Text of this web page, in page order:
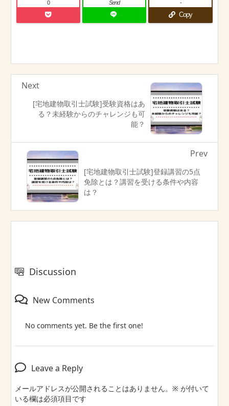
0 Send
Copy
-
[宅地建物取引士試験]受験資格はあ
る？未経験からのチャレンジも可
能？
Next
[宅地建物取引士試験]登録講習の5点
免除とは？講習を受ける条件や内容
は？
Prev
Discussion
New Comments
No comments yet. Be the first one!
Leave a Reply
メールアドレスが公開されることはありません。 ※ が付いて
いる欄は必須項目です